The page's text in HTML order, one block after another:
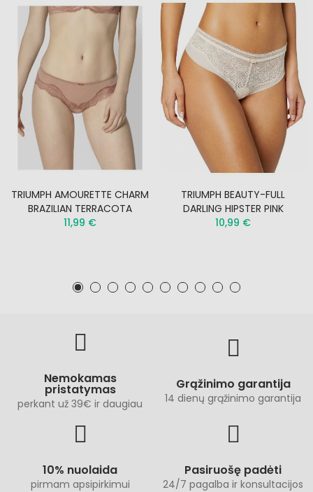
TRIUMPH AMOURETTE CHARM
BRAZILIAN TERRACOTA
11,99 €
TRIUMPH BEAUTY-FULL
DARLING HIPSTER PINK
10,99 €
Nemokamas
pristatymas
perkant už 39€ ir daugiau
Grąžinimo garantija
14 dienų grąžinimo garantija
10% nuolaida
pirmam apsipirkimui
Pasiruošę padėti
24/7 pagalba ir konsultacijos